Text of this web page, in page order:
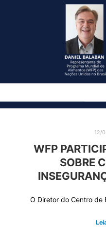
12/
WFP
SOBRE
O Diretor do Centro de